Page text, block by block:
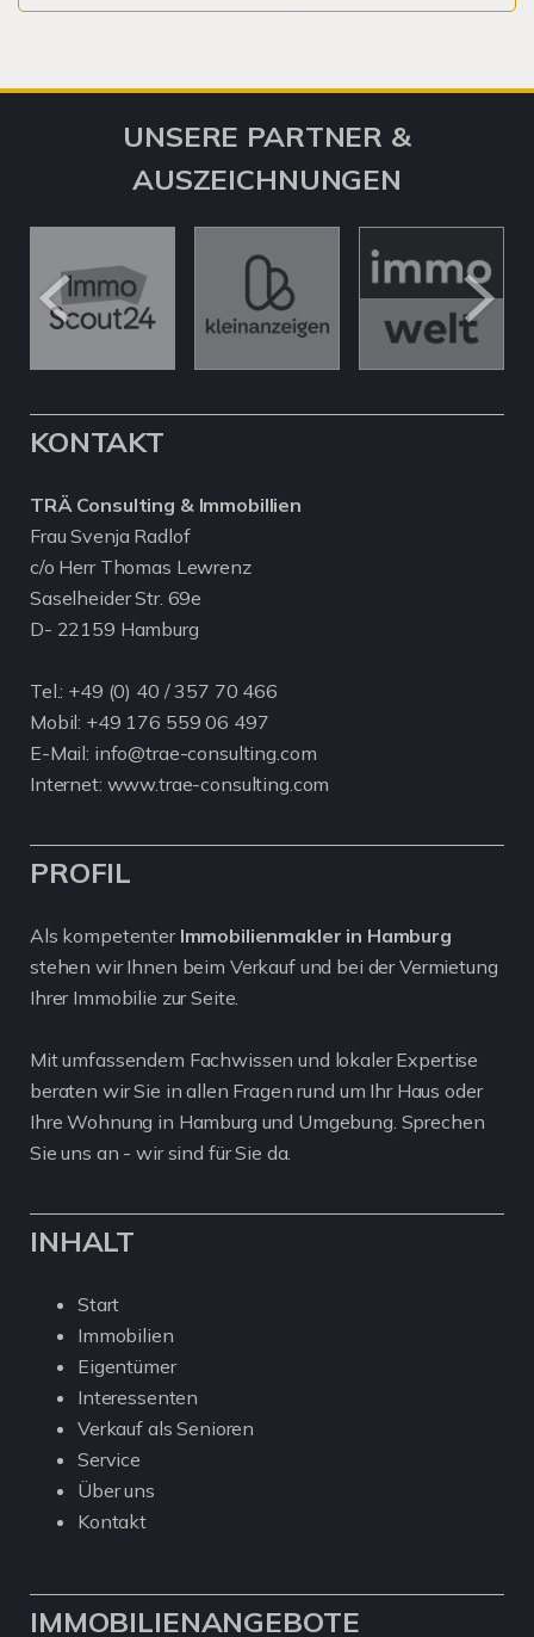
UNSERE PARTNER &
AUSZEICHNUNGEN
KONTAKT
TRÄ Consulting & Immobillien
Frau Svenja Radlof
c/o Herr Thomas Lewrenz
Saselheider Str. 69e
D- 22159 Hamburg
Tel.: +49 (0) 40 / 357 70 466
Mobil: +49 176 559 06 497
E-Mail: info@trae-consulting.com
Internet: www.trae-consulting.com
PROFIL
Als kompetenter Immobilienmakler in Hamburg
stehen wir Ihnen beim Verkauf und bei der Vermietung
Ihrer Immobilie zur Seite.
Mit umfassendem Fachwissen und lokaler Expertise
beraten wir Sie in allen Fragen rund um Ihr Haus oder
Ihre Wohnung in Hamburg und Umgebung. Sprechen
Sie uns an - wir sind für Sie da.
INHALT
Start
Immobilien
Eigentümer
Interessenten
Verkauf als Senioren
Service
Über uns
Kontakt
IMMOBILIENANGEBOTE